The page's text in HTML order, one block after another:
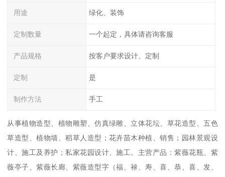
用途 绿化、装饰
定制数量 一个起定，具体请咨询客服
产品规格 按客户要求设计、定制
定制 是
制作方法 手工
从事植物造型、植物雕塑、仿真绿雕、立体花坛、草花造型、五色
草造型、植物墙、稻草人造型；花卉苗木种植、销售；园林景观设
计、施工及养护；私家花园设计、施工。主营产品：紫薇花瓶、紫
薇亭子、紫薇长廊、紫薇造型字（福、禄、寿、喜、恭、喜、发、